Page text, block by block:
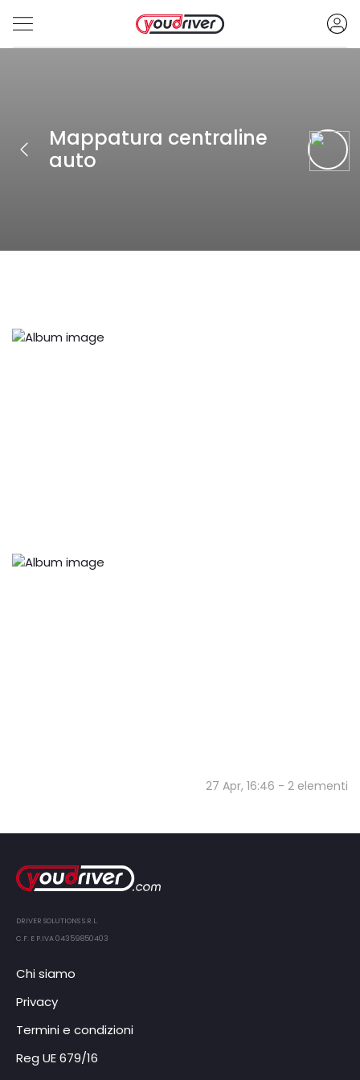
Mappatura centraline
auto
27 Apr, 16:46 - 2 elementi
DRIVER SOLUTIONS S.R.L.
C.F. E P.IVA 04359850403
Chi siamo
Privacy
Termini e condizioni
Reg UE 679/16